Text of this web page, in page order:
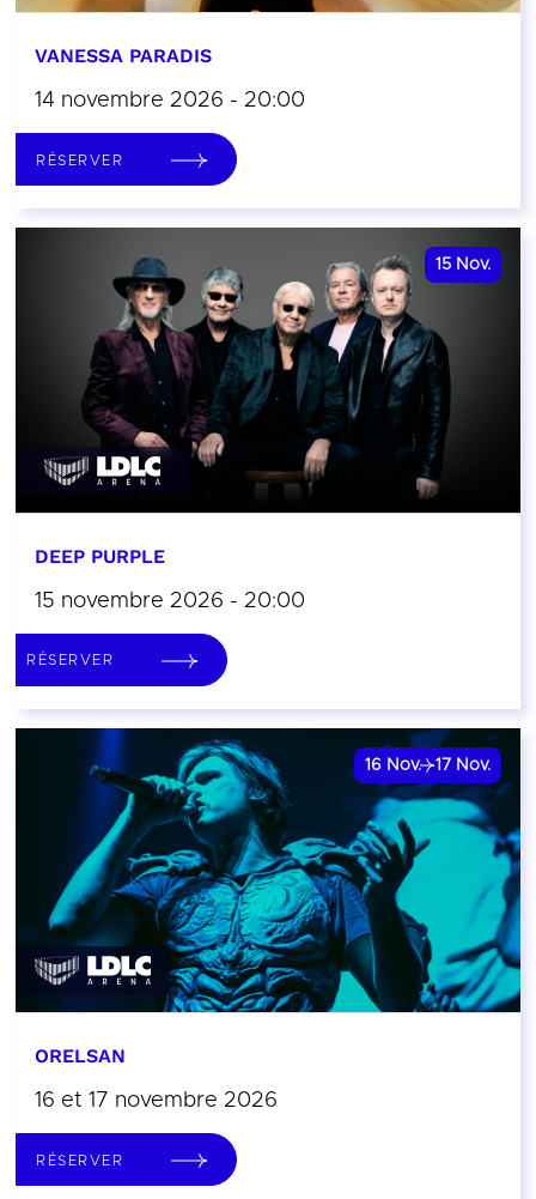
VANESSA PARADIS
14 novembre 2026 - 20:00
RÉSERVER
15 Nov.
DEEP PURPLE
15 novembre 2026 - 20:00
RÉSERVER
16 Nov. 17 Nov.
ORELSAN
16 et 17 novembre 2026
RÉSERVER